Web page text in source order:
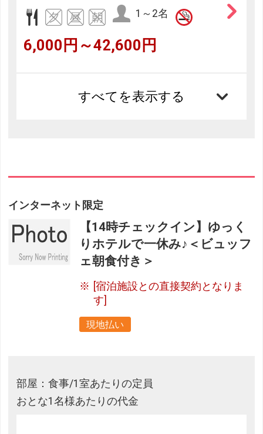
1～2名
6,000円～42,600円
すべてを表示する
インターネット限定
【14時チェックイン】ゆっく
りホテルで一休み♪＜ビュッフ
ェ朝食付き＞
[宿泊施設との直接契約となりま
す]
現地払い
部屋：食事/1室あたりの定員
おとな1名様あたりの代金